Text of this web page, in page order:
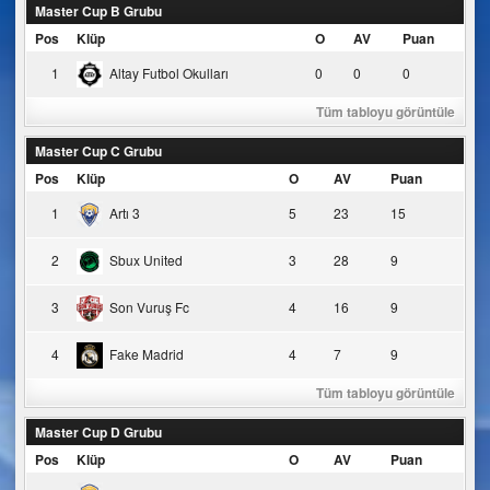
Master Cup B Grubu
Pos
Klüp O AV Puan
1 Altay Futbol Okulları 0 0 0
Tüm tabloyu görüntüle
Master Cup C Grubu
Pos
Klüp O AV Puan
1 Artı 3 5 23 15
2 Sbux United 3 28 9
3 Son Vuruş Fc 4 16 9
4 Fake Madrid 4 7 9
Tüm tabloyu görüntüle
Master Cup D Grubu
Pos
Klüp O AV Puan